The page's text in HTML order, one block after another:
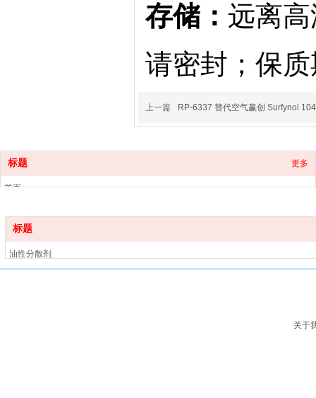
存储： 远离
请密封；保
上一篇 RP-6337 替代空气赢创 Surfynol
标题 更多
首页
关于我们
联系我们
标题
油性分散剂
水性分散剂
关于